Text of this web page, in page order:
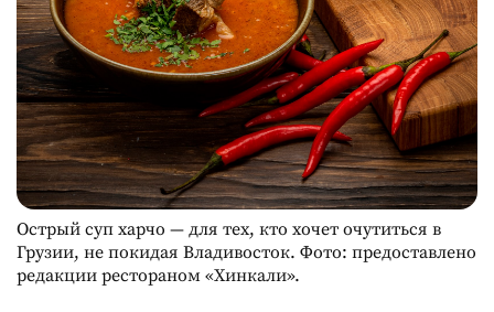
Острый суп харчо — для тех, кто хочет очутиться в
Грузии, не покидая Владивосток. Фото: предоставлено
редакции рестораном «Хинкали».